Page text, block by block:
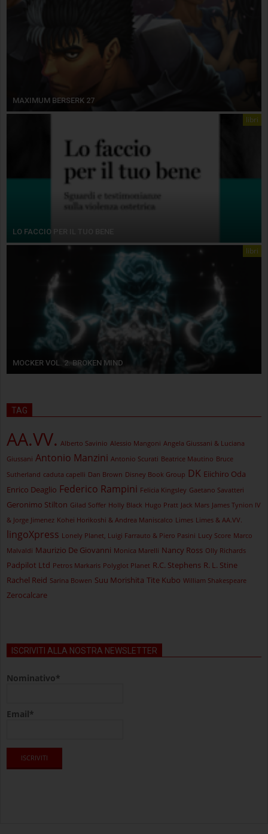
MAXIMUM BERSERK 27
libri
LO FACCIO PER IL TUO BENE
libri
MOCKER VOL. 2. BROKEN MIND
TAG
AA.VV. Alberto Savinio Alessio Mangoni Angela Giussani & Luciana
Giussani Antonio Manzini Antonio Scurati Beatrice Mautino Bruce
Sutherland caduta capelli Dan Brown Disney Book Group DK Eiichiro Oda
Enrico Deaglio Federico Rampini Felicia Kingsley Gaetano Savatteri
Geronimo Stilton Gilad Soffer Holly Black Hugo Pratt Jack Mars James Tynion IV
& Jorge Jimenez Kohei Horikoshi & Andrea Maniscalco Limes Limes & AA.VV.
lingoXpress Lonely Planet, Luigi Farrauto & Piero Pasini Lucy Score Marco
Malvaldi Maurizio De Giovanni Monica Marelli Nancy Ross Olly Richards
Padpilot Ltd Petros Markaris Polyglot Planet R.C. Stephens R. L. Stine
Rachel Reid Sarina Bowen Suu Morishita Tite Kubo William Shakespeare
Zerocalcare
ISCRIVITI ALLA NOSTRA NEWSLETTER
Nominativo*
Email*